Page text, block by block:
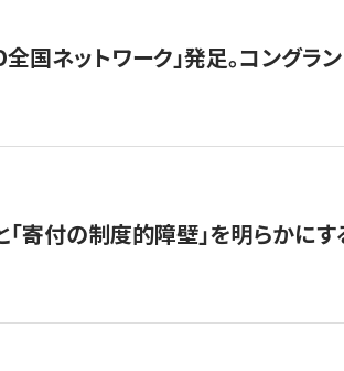
国ネットワーク」発足。コングラ
「寄付の制度的障壁」を明らかに